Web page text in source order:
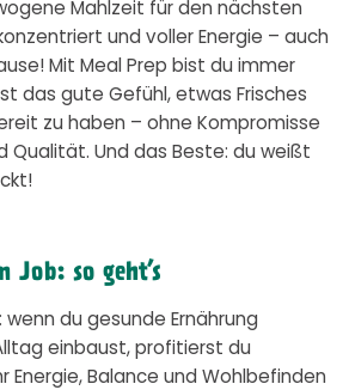
Mahlzeit für den nächsten
und voller Energie – auch
Mit Meal Prep bist du immer
das gute Gefühl, etwas Frisches
zu haben – ohne Kompromisse
Qualität. Und das Beste: du weißt
Job: so geht’s
wenn du gesunde Ernährung
einbaust, profitierst du
Energie, Balance und Wohlbefinden